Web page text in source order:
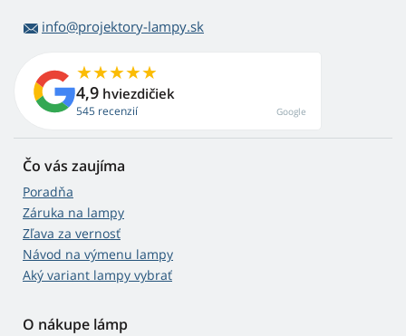
info@projektory-lampy.sk
4,9 hviezdičiek
545 recenzií Google
Čo vás zaujíma
Poradňa
Záruka na lampy
Zľava za vernosť
Návod na výmenu lampy
Aký variant lampy vybrať
O nákupe lámp